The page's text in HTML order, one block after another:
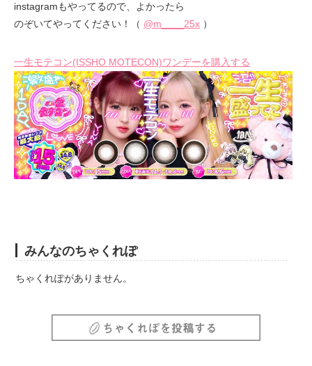
instagramもやってるので、よかったら
のぞいてやってください！（ @m____25x ）
一生モテコン(ISSHO MOTECON)ワンデーを購入する
みんなのちゃくれぽ
ちゃくれぽがありません。